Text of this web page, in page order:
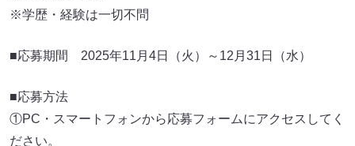
※学歴・経験は一切不問
■応募期間 2025年11月4日（火）～12月31日（水）
■応募方法
①PC・スマートフォンから応募フォームにアクセスしてく
ださい。